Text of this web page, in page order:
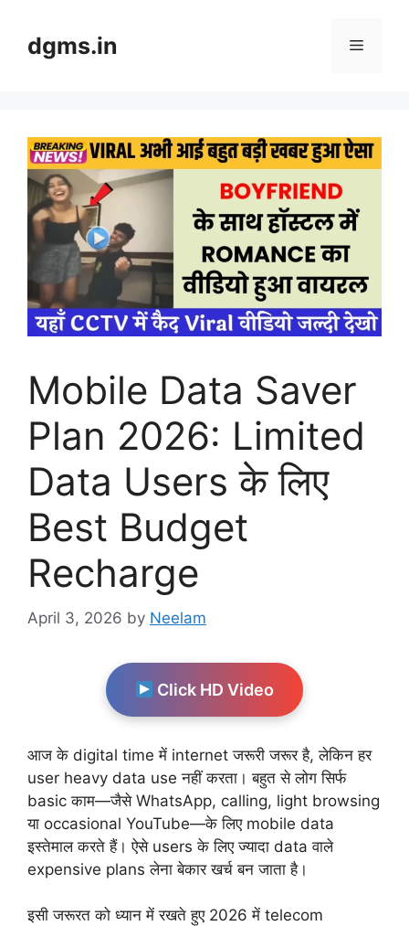
contentdgms.in Menu
Mobile Data Saver
Plan 2026: Limited
Data Users के लिए
Best Budget
Recharge
April 3, 2026 by Neelam
Click HD Video
आज के digital time में internet जरूरी जरूर है, लेकिन हर
user heavy data use नहीं करता। बहुत से लोग सिर्फ
basic काम—जैसे WhatsApp, calling, light browsing
या occasional YouTube—के लिए mobile data
इस्तेमाल करते हैं। ऐसे users के लिए ज्यादा data वाले
expensive plans लेना बेकार खर्च बन जाता है।
इसी जरूरत को ध्यान में रखते हुए 2026 में telecom